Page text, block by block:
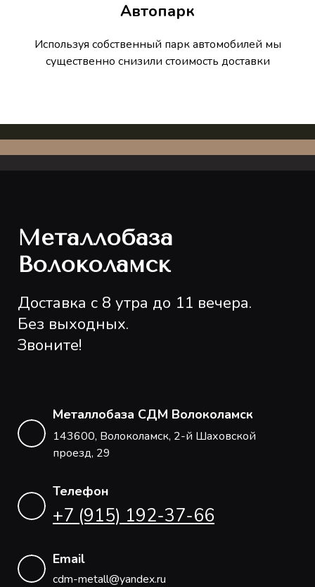
Автопарк
Используя собственный парк автомобилей мы
существенно снизили стоимость доставки
Металлобаза
Волоколамск
Доставка с 8 утра до 11 вечера.
Без выходных.
Звоните!
Металлобаза СДМ Волоколамск
143600, Волоколамск, 2-й Шаховской
проезд, 29
Телефон
+7 (915) 192-37-66
Email
cdm-metall@yandex.ru